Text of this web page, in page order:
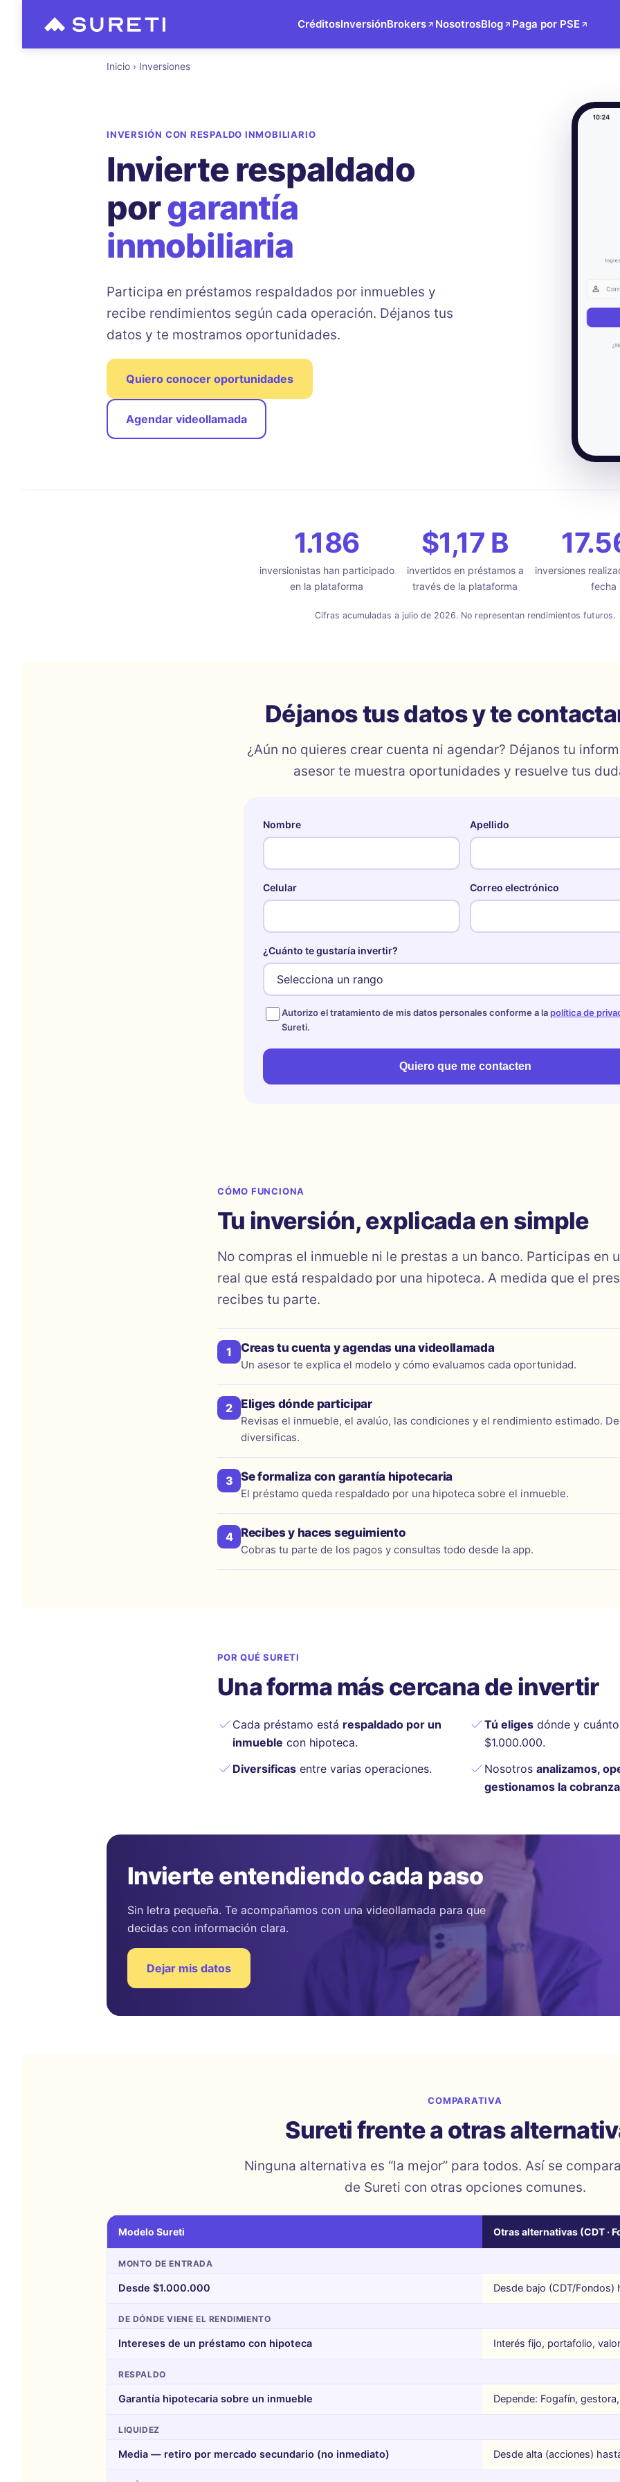
CréditosInversiónBrokers NosotrosBlog Paga por PSE
Inicio › Inversiones
INVERSIÓN CON RESPALDO INMOBILIARIO
Invierte respaldado
porgarantía
inmobiliaria
Participa en préstamos respaldados por inmuebles y
recibe rendimientos según cada operación. Déjanos tus
datos y te mostramos oportunidades.
Quiero conocer oportunidades
Agendar videollamada
1.186
inversionistas han participado
en la plataforma
$1,17 B
invertidos en préstamos a
través de la plataforma
inversiones
fecha
Cifras acumuladas a julio de 2026. No representan rendimientos futuros.
Déjanos tus datos y te
¿Aún no quieres crear cuenta ni agendar? Déjanos tu
asesor te muestra oportunidades y resuelve tus
Nombre Apellido
Celular Correo electrónico
¿Cuánto te gustaría invertir?
Autorizo el tratamiento de mis datos personales conforme a lapolítica de
Sureti.
Quiero que me contacten
CÓMO FUNCIONA
Tu inversión, explicada en simple
No compras el inmueble ni le prestas a un banco. Participas en
real que está respaldado por una hipoteca. A medida que el
recibes tu parte.
1 Creas tu cuenta y agendas una videollamada
Un asesor te explica el modelo y cómo evaluamos cada oportunidad.
2 Eliges dónde participar
Revisas el inmueble, el avalúo, las condiciones y el rendimiento estimado.
diversificas.
3 Se formaliza con garantía hipotecaria
El préstamo queda respaldado por una hipoteca sobre el inmueble.
4 Recibes y haces seguimiento
Cobras tu parte de los pagos y consultas todo desde la app.
POR QUÉ SURETI
Una forma más cercana de invertir
Cada préstamo está respaldado por un
inmueble con hipoteca.
Tú eliges dónde y
$1.000.000.
Diversificas entre varias operaciones. Nosotros analizamos,
gestionamos la cobranza
Invierte entendiendo cada paso
Sin letra pequeña. Te acompañamos con una videollamada para que
decidas con información clara.
Dejar mis datos
COMPARATIVA
Sureti frente a otras
Ninguna alternativa es “la mejor” para todos. Así se
de Sureti con otras opciones comunes.
Modelo Sureti Otras alternativas (CDT ·
MONTO DE ENTRADA
Desde $1.000.000 Desde bajo (CDT/
DE DÓNDE VIENE EL RENDIMIENTO
Intereses de un préstamo con hipoteca Interés fijo, portafolio,
RESPALDO
Garantía hipotecaria sobre un inmueble Depende: Fogafín,
LIQUIDEZ
Media — retiro por mercado secundario (no inmediato) Desde alta (acciones)